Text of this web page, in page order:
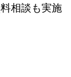
相談も実施